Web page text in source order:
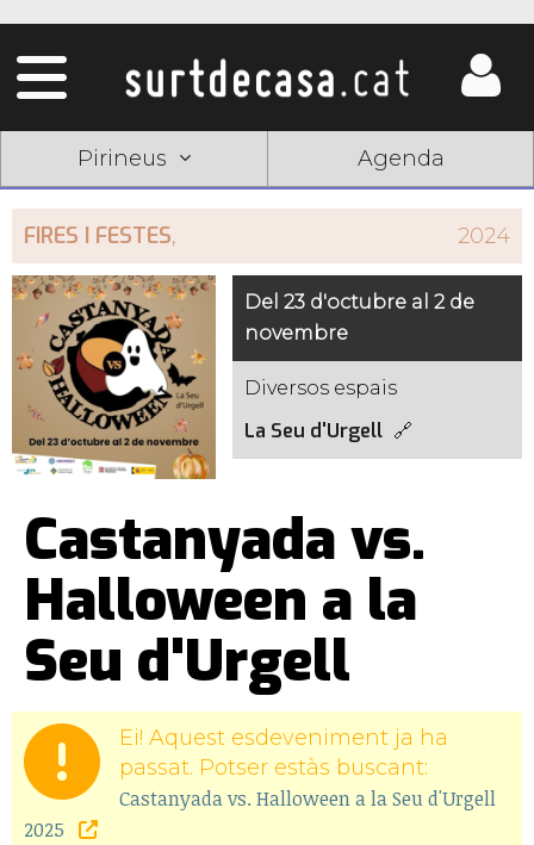
Pirineus Agenda
FIRES I FESTES, 2024
Del 23 d'octubre al 2 de
novembre
Diversos espais
La Seu d'Urgell
Castanyada vs.
Halloween a la
Seu d'Urgell
Ei! Aquest esdeveniment ja ha
passat. Potser estàs buscant:
Castanyada vs. Halloween a la Seu d'Urgell
2025